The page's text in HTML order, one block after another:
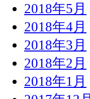
2018年5月
2018年4月
2018年3月
2018年2月
2018年1月